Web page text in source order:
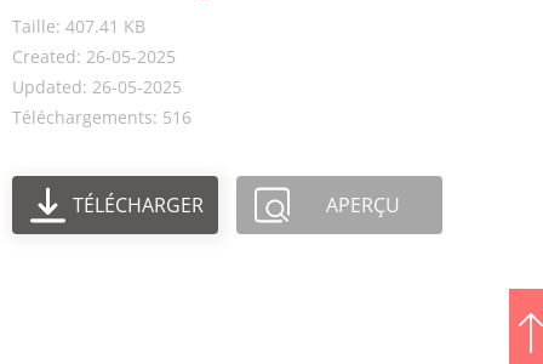
Taille: 407.41 KB
Created: 26-05-2025
Updated: 26-05-2025
Téléchargements: 516
TÉLÉCHARGER APERÇU